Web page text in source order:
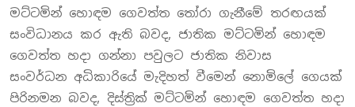
මට්ටමින් හොඳම ගෙවත්ත තෝරා ගැනීමේ තරඟයක්
සංවිධානය කර ඇති බවද, ජාතික මට්ටමින් හොඳම
ගෙවත්ත හදා ගන්නා පවුලට ජාතික නිවාස
සංවර්ධන අධිකාරියේ මැදිහත් වීමෙන් නොමිලේ ගෙයක්
පිරිනමන බවද, දිස්ත්‍රික් මට්ටමින් හොඳම ගෙවත්ත හදා